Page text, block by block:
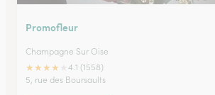
Promofleur
Champagne Sur Oise
★★★★
4.1 (1558)
5, rue des Boursaults